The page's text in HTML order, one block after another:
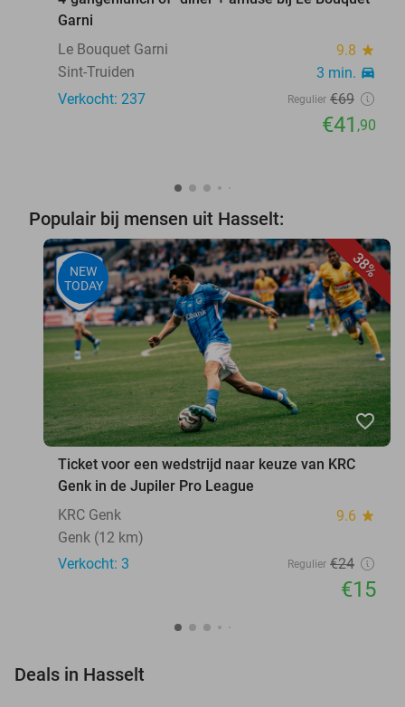
Garni
Le Bouquet Garni
9.8 star
Sint-Truiden 3 min. directions_car
Verkocht: 237 Regulier €69
€41 ,90
Populair bij mensen uit Hasselt:
38%
NEW
TODAY
favorite_border
Ticket voor een wedstrijd naar keuze van KRC
Genk in de Jupiler Pro League
KRC Genk
9.6 star
Genk (12 km)
Verkocht: 3
Regulier €24
€15
Deals in Hasselt